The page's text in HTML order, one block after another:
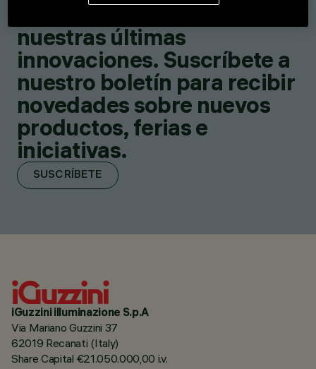
Mantente al día con
nuestras últimas
innovaciones. Suscríbete a
nuestro boletín para recibir
novedades sobre nuevos
productos, ferias e
iniciativas.
SUSCRÍBETE
iGuzzini illuminazione S.p.A
Via Mariano Guzzini 37
62019 Recanati (Italy)
Share Capital €21.050.000,00 i.v.